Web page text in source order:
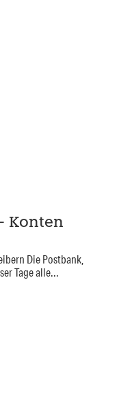
Konten
Die Postbank,
Tage alle...